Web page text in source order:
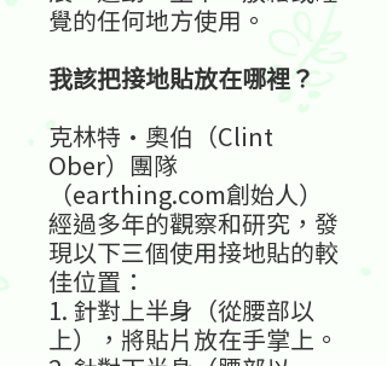
覺的任何地方使用。
我該把接地貼放在哪裡？
克林特·奧伯（Clint
Ober）團隊
（earthing.com創始人）
經過多年的觀察和研究，發
現以下三個使用接地貼的較
佳位置：
1. 針對上半身（從腰部以
上），將貼片放在手掌上。